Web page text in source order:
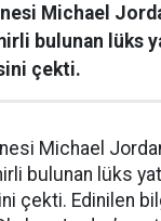
Michael
bulunan lüks
çekti.
Michael
bulunan lüks
çekti. Edinilen